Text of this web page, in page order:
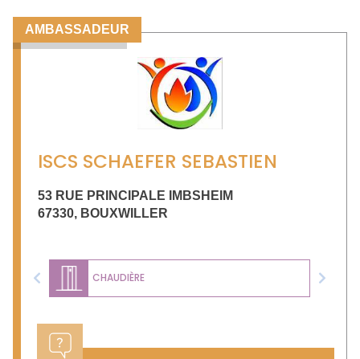
AMBASSADEUR
ISCS SCHAEFER SEBASTIEN
53 RUE PRINCIPALE IMBSHEIM
67330, BOUXWILLER
CHAUDIÈRE
Previous Next